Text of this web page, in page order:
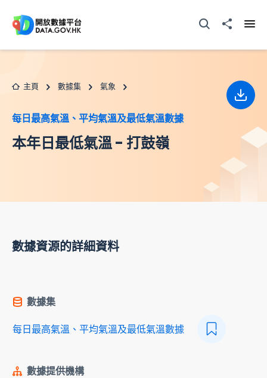
打開搜尋器分享至
主頁 數據集 氣象
每日最高氣溫、平均氣溫及最低氣溫數據
本年日最低氣溫 - 打鼓嶺
下載
數據資源的詳細資料
數據集
每日最高氣溫、平均氣溫及最低氣溫數據
數據提供機構